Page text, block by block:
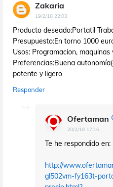
Zakaria
19/2/18 22:03
Producto deseado:Portatil
Presupuesto:En torno 1000
Usos: Programacion,
Preferencias:Buena
potente y ligero
Responder
Ofertaman
20/2/18 17:16
Te he respondido en:
http://
gl502vm-fy163t-